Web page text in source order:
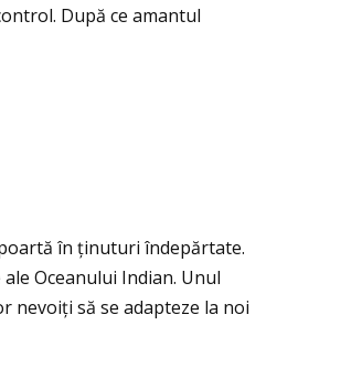
După ce amantul
în ţinuturi îndepărtate.
Oceanului Indian. Unul
nevoiţi să se adapteze la noi